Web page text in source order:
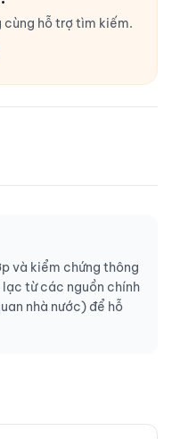
hỗ trợ tìm kiếm.
và kiểm chứng thông
từ các nguồn chính
nhà nước) để hỗ